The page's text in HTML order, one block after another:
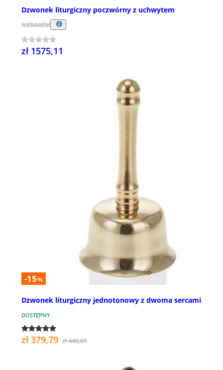
Dzwonek liturgiczny poczwórny z uchwytem
NIEBAWEM
zł 1575,11
-15%
Dzwonek liturgiczny jednotonowy z dwoma sercami
DOSTĘPNY
zł 379,79 zł 446,81